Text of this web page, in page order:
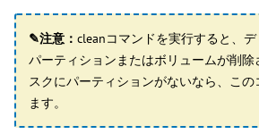
✎注意： cleanコマンドを実行すると、
パーティションまたはボリュームが削除
スクにパーティションがないなら、この
ます。